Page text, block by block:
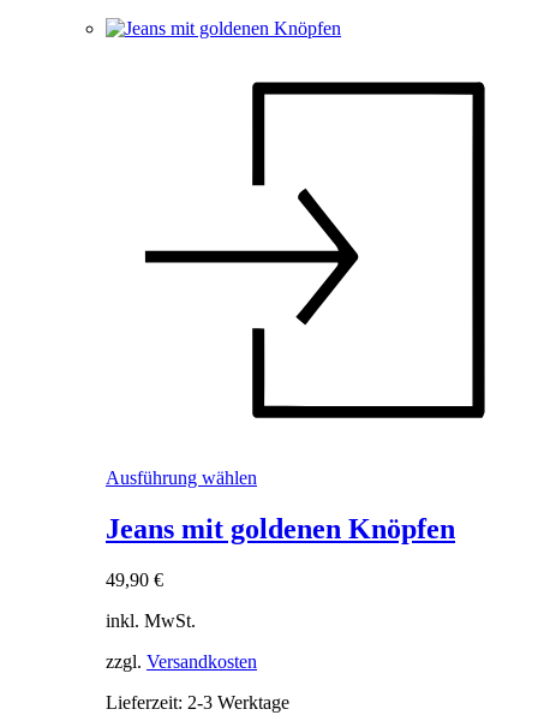
Ausführung wählen
weist
mehrere
auf
der
Produktseite
Jeans mit goldenen Knöpfen
49,90 €
inkl. MwSt.
zzgl. Versandkosten
Lieferzeit: 2-3 Werktage